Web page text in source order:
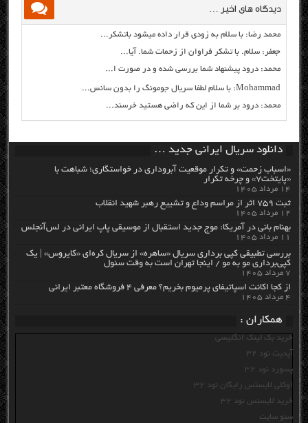
دیدگاه های اخیر …
محمد رضا: با سلام به زودی قرار داده میشود باتشکر...
جعفر: سلام. با تشکر فراوان از زحمات شما. آیا...
محمد: درود پیشنهاد شما بررسی شده و در صورت ا...
Mohammad: با سلام لطفا سریال جومونگ را بدون سانس...
محمد: درود بر شما از این که راضی هستید خرسند...
دانلود سریال ایرانی جدید …
«اسباب زحمت» و تکرار موقعیت آبروداری در خواستگاری؛ شباهت با
«پایتخت۷» و چرخه تکرار
۱۴ مرداد ۱۴۰۵
ثبت ۷۵۹ اثر از مراسم وداع و تشییع رهبر شهید انقلاب
۱۲ مرداد ۱۴۰۵
بهنام بانی در آمریکا: موج جدید استقبال از موسیقی پاپ ایرانی در لس‌آنجلس
۱۱ مرداد ۱۴۰۵
بررسی تطبیقی کپی برداری سریال «ساهره» از سریال کره‌ای «کایروس» | یک
کپی‌برداری مو به مو / اینجا تهران است به وقت سئول
۷ مرداد ۱۴۰۵
از کجا اکانت اسپاتیفای پرمیوم بخریم؟ معرفی ۴ فروشگاه معتبر ایرانی
۴ مرداد ۱۴۰۵
همکاران :
خرید بک لینک انگلیسی
آپدیت نود 32
پسورد نود 32
اوکلی لایسنس رایگان نود 32
خرید لایسنس نود 32
سئو سایت